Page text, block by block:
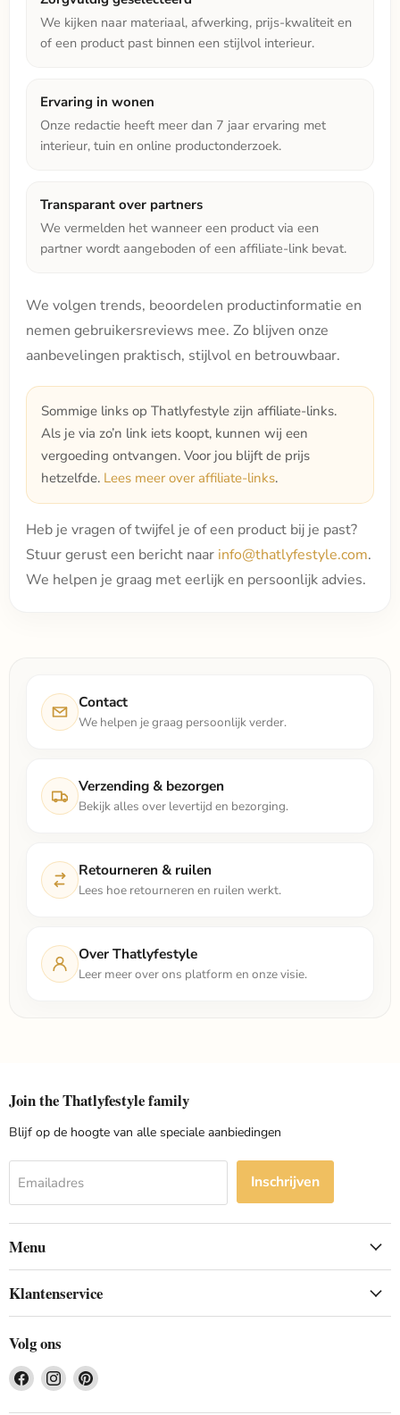
We kijken naar materiaal, afwerking, prijs-kwaliteit en
of een product past binnen een stijlvol interieur.
Ervaring in wonen
Onze redactie heeft meer dan 7 jaar ervaring met
interieur, tuin en online productonderzoek.
Transparant over partners
We vermelden het wanneer een product via een
partner wordt aangeboden of een affiliate-link bevat.
We volgen trends, beoordelen productinformatie en
nemen gebruikersreviews mee. Zo blijven onze
aanbevelingen praktisch, stijlvol en betrouwbaar.
Sommige links op Thatlyfestyle zijn affiliate-links.
Als je via zo’n link iets koopt, kunnen wij een
vergoeding ontvangen. Voor jou blijft de prijs
hetzelfde. Lees meer over affiliate-links.
Heb je vragen of twijfel je of een product bij je past?
Stuur gerust een bericht naar info@thatlyfestyle.com.
We helpen je graag met eerlijk en persoonlijk advies.
Contact
We helpen je graag persoonlijk verder.
Verzending & bezorgen
Bekijk alles over levertijd en bezorging.
Retourneren & ruilen
Lees hoe retourneren en ruilen werkt.
Over Thatlyfestyle
Leer meer over ons platform en onze visie.
Join the Thatlyfestyle family
Blijf op de hoogte van alle speciale aanbiedingen
Emailadres Inschrijven
Menu
Klantenservice
Volg ons
Vind
ons
Vind
ons
Vind